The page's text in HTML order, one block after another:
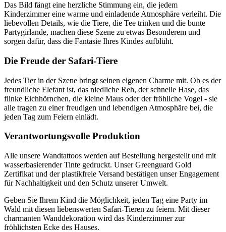
Das Bild fängt eine herzliche Stimmung ein, die jedem
Kinderzimmer eine warme und einladende Atmosphäre verleiht. Die
liebevollen Details, wie die Tiere, die Tee trinken und die bunte
Partygirlande, machen diese Szene zu etwas Besonderem und
sorgen dafür, dass die Fantasie Ihres Kindes aufblüht.
Die Freude der Safari-Tiere
Jedes Tier in der Szene bringt seinen eigenen Charme mit. Ob es der
freundliche Elefant ist, das niedliche Reh, der schnelle Hase, das
flinke Eichhörnchen, die kleine Maus oder der fröhliche Vogel - sie
alle tragen zu einer freudigen und lebendigen Atmosphäre bei, die
jeden Tag zum Feiern einlädt.
Verantwortungsvolle Produktion
Alle unsere Wandtattoos werden auf Bestellung hergestellt und mit
wasserbasierender Tinte gedruckt. Unser Greenguard Gold
Zertifikat und der plastikfreie Versand bestätigen unser Engagement
für Nachhaltigkeit und den Schutz unserer Umwelt.
Geben Sie Ihrem Kind die Möglichkeit, jeden Tag eine Party im
Wald mit diesen liebenswerten Safari-Tieren zu feiern. Mit dieser
charmanten Wanddekoration wird das Kinderzimmer zur
fröhlichsten Ecke des Hauses.